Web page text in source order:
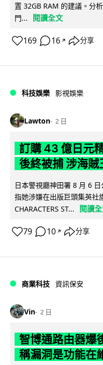
置 32GB RAM 的建議。分
門...
閱讀全文
169 16 ↗ 分享
科技娛樂 影視娛樂
Lawton 2 日
訂購 43 億日元
後終被捕 涉海
日本警視廳神田署 8 月 6
指她涉嫌在出版巨頭集英社
CHARACTERS ST...
閱讀
79 10 ↗ 分享
商業科技 資訊保安
Vin 2 日
智博通路由器爆
稱漏洞是功能在